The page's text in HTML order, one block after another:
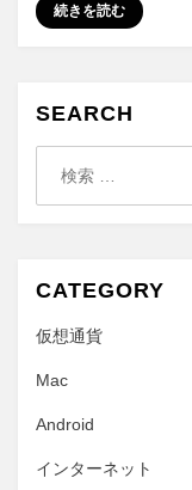
文
示
す
る
続きを読む
SEARCH
CATEGORY
仮想通貨
Mac
Android
インターネット